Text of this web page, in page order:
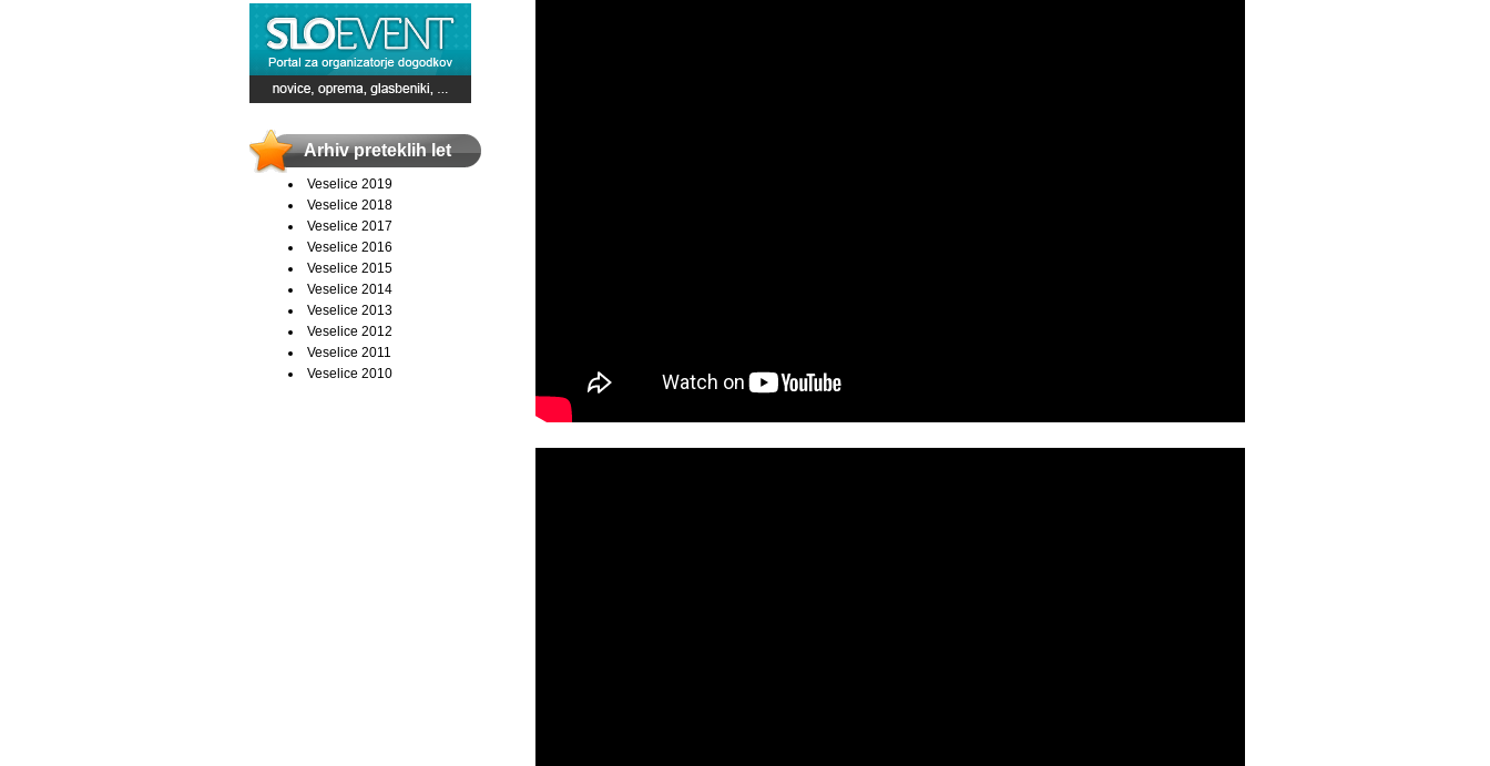
Arhiv preteklih let
Veselice 2019
Veselice 2018
Veselice 2017
Veselice 2016
Veselice 2015
Veselice 2014
Veselice 2013
Veselice 2012
Veselice 2011
Veselice 2010